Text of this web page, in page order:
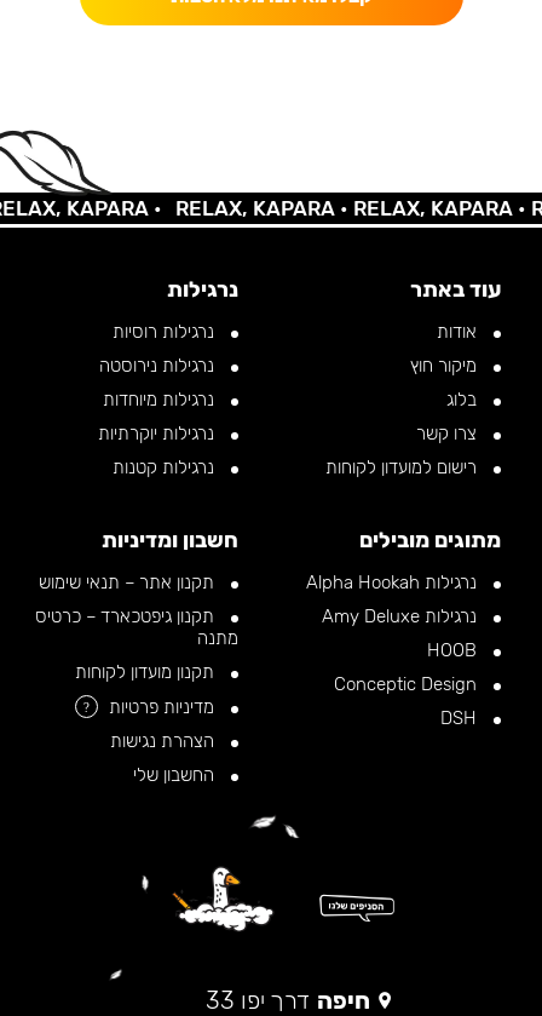
KAPARA • RELAX, KAPARA •RELAX, KAPARA •
עוד באתר
אודות
מיקור חוץ
בלוג
צרו קשר
רישום למועדון לקוחות
נרגילות
נרגילות רוסיות
נרגילות נירוסטה
נרגילות מיוחדות
נרגילות יוקרתיות
נרגילות קטנות
מתוגים מובילים
נרגילות Alpha Hookah
נרגילות Amy Deluxe
חשבון ומדיניות
תקנון אתר – תנאי שימוש
תקנון גיפטכארד – כרטיס
מתנה
תקנון מועדון לקוחות
מדיניות פרטיות
?
הצהרת נגישות
החשבון שלי
חיפה דרך יפו 33